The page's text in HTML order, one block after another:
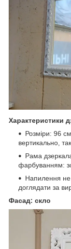
Характеристики
Розміри: 96
вертикально,
Рама
фарбуванням:
Напилення не
доглядати за
Фасад: скло